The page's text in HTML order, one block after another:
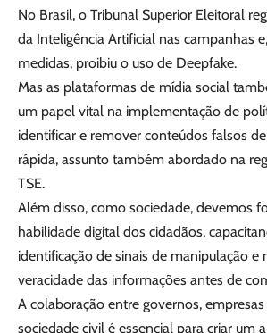
No Brasil, o Tribunal Superior Eleitoral
da Inteligência Artificial nas campanhas
medidas, proibiu o uso de Deepfake.
Mas as plataformas de mídia social
um papel vital na implementação de
identificar e remover conteúdos falsos
rápida, assunto também abordado na
TSE.
Além disso, como sociedade, devemos
habilidade digital dos cidadãos,
identificação de sinais de manipulação e
veracidade das informações antes de
A colaboração entre governos,
sociedade civil é essencial para criar um